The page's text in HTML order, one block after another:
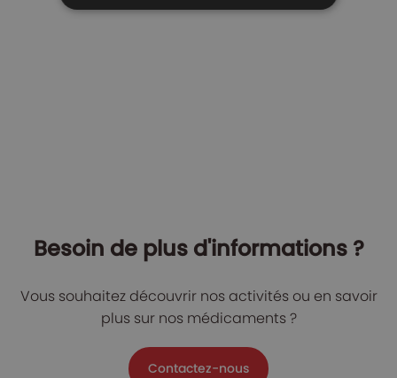
Besoin de plus d'informations ?
Vous souhaitez découvrir nos activités ou en savoir
plus sur nos médicaments ?
Contactez-nous